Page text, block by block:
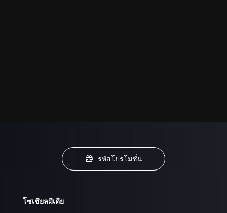
รหัสโปรโมชั่น
โซเชียลมีเดีย